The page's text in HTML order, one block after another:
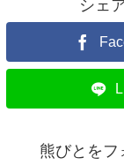
シェ
熊びとをフ